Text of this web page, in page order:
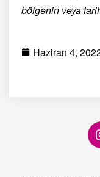
bölgenin veya
Haziran 4,